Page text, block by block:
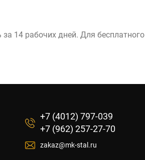
14 рабочих дней. Для бесплатного
+7 (4012) 797-039
+7 (962) 257-27-70
zakaz@mk-stal.ru